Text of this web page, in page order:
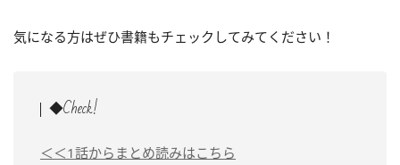
気になる方はぜひ書籍もチェックしてみてください！
◆Check!
＜＜1話からまとめ読みはこちら